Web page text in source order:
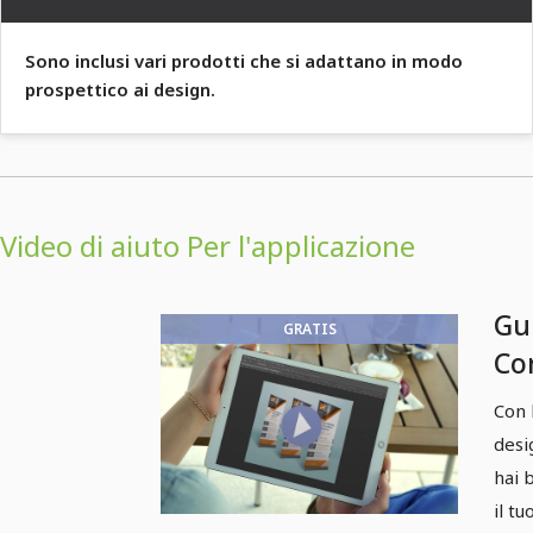
Sono inclusi vari prodotti che si adattano in modo
prospettico ai design.
Video di aiuto Per l'applicazione
GRATIS
hai
il